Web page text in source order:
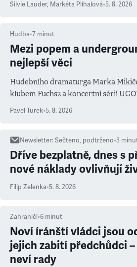
Silvie Lauder, Markéta Plíhalová•5. 8. 2026
Hudba•7 minut
Mezi popem a
nejlepší věci
Hudebního dramaturga Marka
klubem Fuchs2 a koncertní sérií
ale atmosféra
Pavel Turek•5. 8. 2026
Newsletter:Sečteno, podtrženo•3
Dříve bezplatně, dnes s
nové náklady ovlivňují
Filip Zelenka•5. 8. 2026
Zahraničí•6 minut
Noví íránští vládci jsou
jejich zabití předchůdci –
neví rady